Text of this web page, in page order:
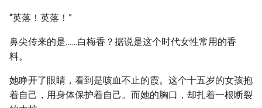
“英落！英落！”
鼻尖传来的是……白梅香？据说是这个时代女性常用的香
料。
她睁开了眼睛，看到是咳血不止的霞。这个十五岁的女孩抱
着自己，用身体保护着自己。而她的胸口，却扎着一根断裂